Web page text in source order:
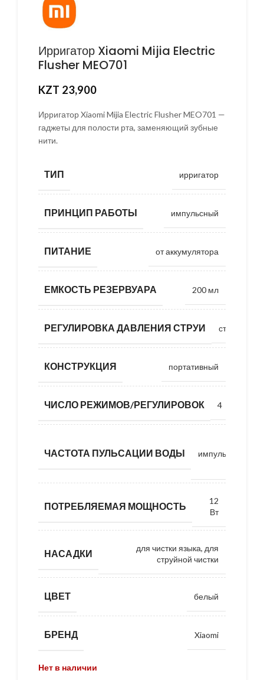
Ирригатор Xiaomi Mijia Electric
Flusher MEO701
KZT 23,900
Ирригатор Xiaomi Mijia Electric Flusher MEO701 —
гаджеты для полости рта, заменяющий зубные
нити.
ТИП ирригатор
ПРИНЦИП РАБОТЫ импульсный
ПИТАНИЕ от аккумулятора
ЕМКОСТЬ РЕЗЕРВУАРА 200 мл
РЕГУЛИРОВКА ДАВЛЕНИЯ СТРУИ
КОНСТРУКЦИЯ портативный
ЧИСЛО РЕЖИМОВ/РЕГУЛИРОВОК 4
ЧАСТОТА ПУЛЬСАЦИИ ВОДЫ
импульсов/
ПОТРЕБЛЯЕМАЯ МОЩНОСТЬ
12
Вт
НАСАДКИ
для чистки языка, для
струйной чистки
ЦВЕТ белый
БРЕНД Xiaomi
Нет в наличии